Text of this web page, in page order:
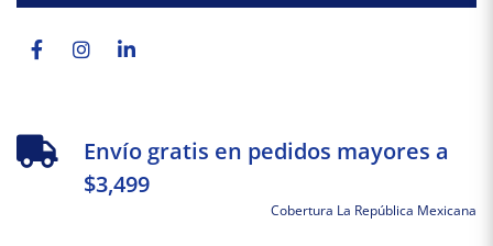
Facebook-
f
Instagram
Linkedin-
Envío gratis en pedidos mayores a
$3,499
Cobertura La República Mexicana